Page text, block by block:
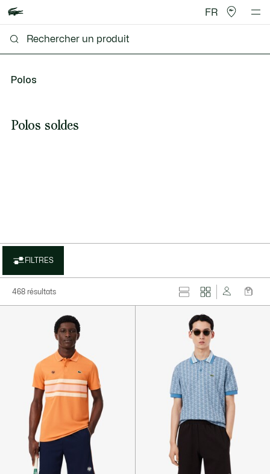
FR
Polos
Polos soldes
FILTRES
468 résultats